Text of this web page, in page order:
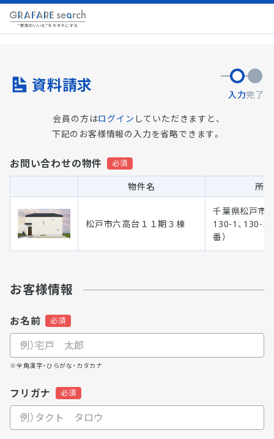
資料請求 入力完了
会員の方はログイン していただきますと、
下記のお客様情報の入力を省略できます。
お問い合わせの物件
物件名 所
松戸市六高台１１期３棟
千葉県松戸市
130-1、130-2
番）
お客様情報
お名前
※全角漢字・ひらがな・カタカナ
フリガナ